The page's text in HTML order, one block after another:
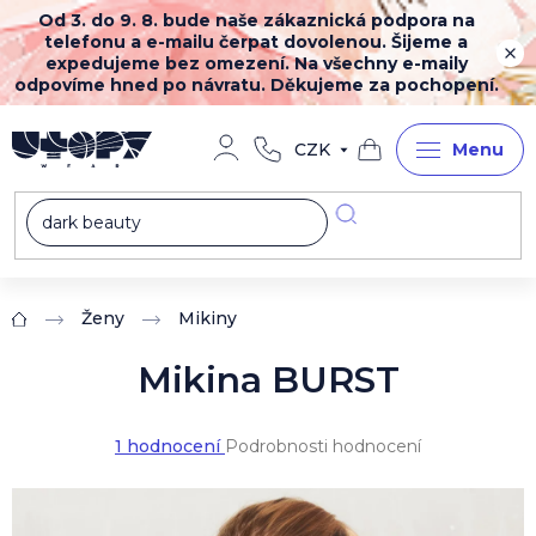
Přejít
na
obsah
Od 3. do 9. 8. bude naše zákaznická podpora na
telefonu a e-mailu čerpat dovolenou. Šijeme a
expedujeme bez omezení. Na všechny e-maily
odpovíme hned po návratu. Děkujeme za pochopení.
CZK
Nákupní
košík
Domů Ženy Mikiny
Mikina BURST
Průměrné
hodnocení
1 hodnocení Podrobnosti hodnocení